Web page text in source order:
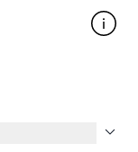
expand_more